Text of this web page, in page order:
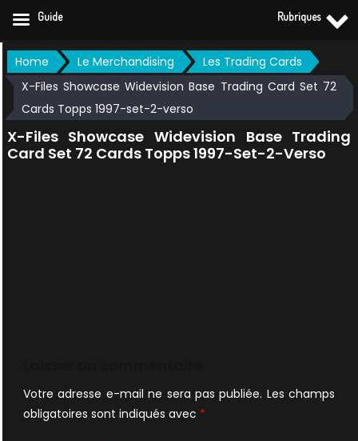
Skip
to
content
Home Le Merchandising
Les Trading Cards
X-Files Showcase Widevision Base Trading Card Set 72
Cards Topps 1997-set-2-verso
X-Files Showcase Widevision Base Trading
Card Set 72 Cards Topps 1997-Set-2-Verso
Votre adresse e-mail ne sera pas publiée. Les champs
obligatoires sont indiqués avec *
Guide Rubriques